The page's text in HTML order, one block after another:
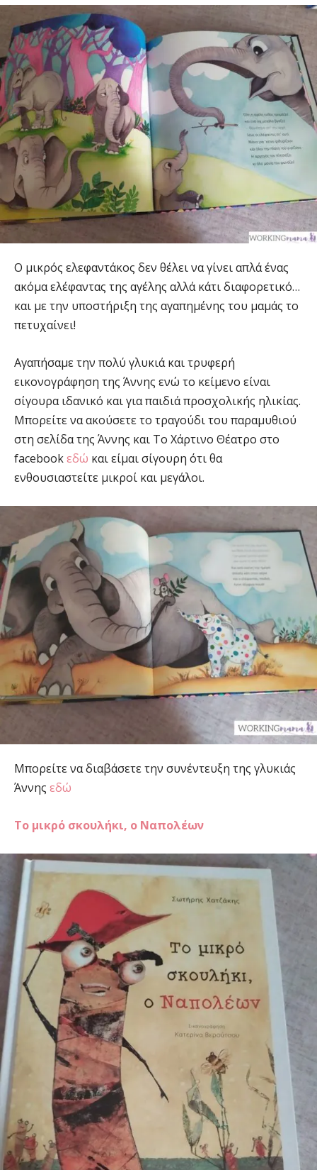
Ο μικρός ελεφαντάκος δεν θέλει να γίνει απλά ένας
ακόμα ελέφαντας της αγέλης αλλά κάτι διαφορετικό…
και με την υποστήριξη της αγαπημένης του μαμάς το
πετυχαίνει!
Αγαπήσαμε την πολύ γλυκιά και τρυφερή
εικονογράφηση της Άννης ενώ το κείμενο είναι
σίγουρα ιδανικό και για παιδιά προσχολικής ηλικίας.
Μπορείτε να ακούσετε το τραγούδι του παραμυθιού
στη σελίδα της Άννης και Το Χάρτινο Θέατρο στο
facebookεδώ και είμαι σίγουρη ότι θα
ενθουσιαστείτε μικροί και μεγάλοι.
Μπορείτε να διαβάσετε την συνέντευξη της γλυκιάς
Άννης εδώ
Το μικρό σκουλήκι, ο Ναπολέων